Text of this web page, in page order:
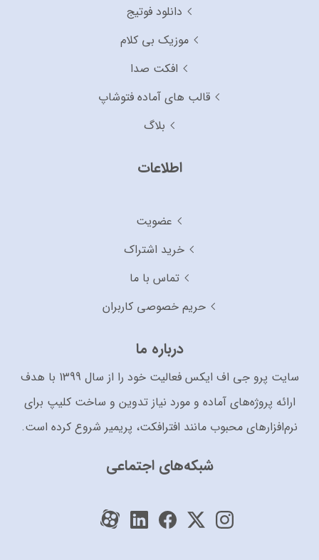
دانلود فوتیج
موزیک بی کلام
افکت صدا
قالب های آماده فتوشاپ
بلاگ
اطلاعات
عضویت
خرید اشتراک
تماس با ما
حریم خصوصی کاربران
درباره ما
سایت پرو جی اف ایکس فعالیت خود را از سال 1399 با هدف
ارائه پروژه‌های آماده و مورد نیاز تدوین و ساخت کلیپ برای
نرم‌افزارهای محبوب مانند افترافکت، پریمیر شروع کرده است.
شبکه‌های اجتماعی